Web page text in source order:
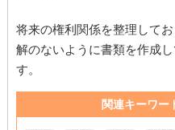
将来の権利関係を整理して
解のないように書類を作成
す。
関連キーワー